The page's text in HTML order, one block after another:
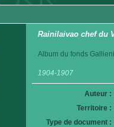
Rainilaivao chef du
Album du fonds
1904-1907
Auteur :
Territoire :
Type de document :